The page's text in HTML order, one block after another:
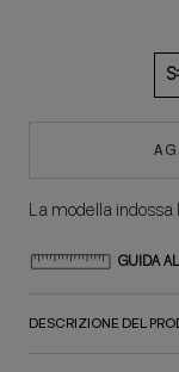
La modella indossa
GUIDA
DESCRIZIONE DEL